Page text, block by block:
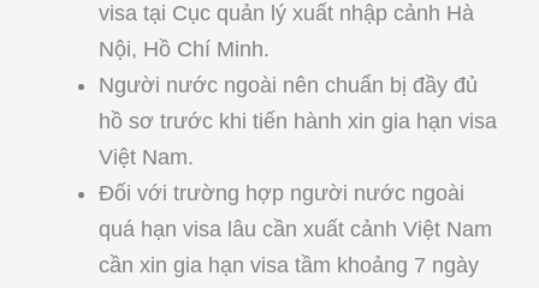
visa tại Cục quản lý xuất nhập cảnh Hà
Nội, Hồ Chí Minh.
Người nước ngoài nên chuẩn bị đầy đủ
hồ sơ trước khi tiến hành xin gia hạn visa
Việt Nam.
Đối với trường hợp người nước ngoài
quá hạn visa lâu cần xuất cảnh Việt Nam
cần xin gia hạn visa tầm khoảng 7 ngày